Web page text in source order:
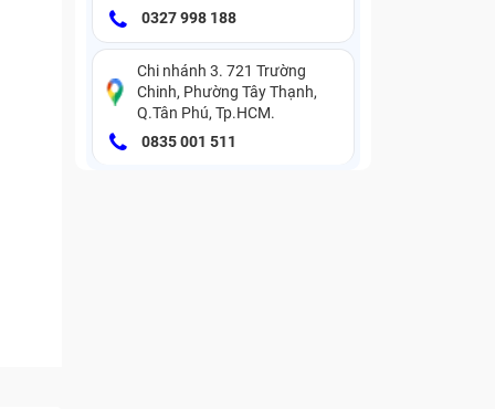
0327 998 188
Chi nhánh 3. 721 Trường
Chinh, Phường Tây Thạnh,
Q.Tân Phú, Tp.HCM.
0835 001 511